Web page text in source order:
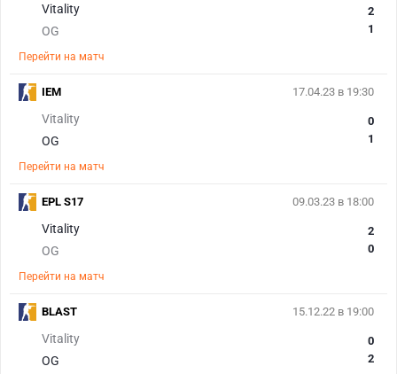
Vitality
OG
2
1
Перейти на матч
17.04.23 в 19:30
Vitality
OG
0
1
Перейти на матч
IEM
09.03.23 в 18:00
Vitality
OG
2
0
Перейти на матч
EPL S17
15.12.22 в 19:00
Vitality
OG
0
2
BLAST